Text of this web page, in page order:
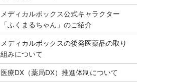
メディカルボックス公式キャラクター
「ふくまるちゃん」のご紹介
メディカルボックスの後発医薬品の取り
組みについて
医療DX（薬局DX）推進体制について